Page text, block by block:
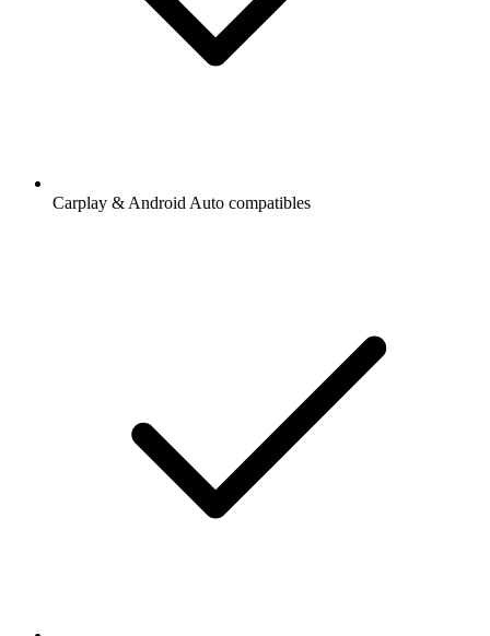
Carplay & Android Auto compatibles